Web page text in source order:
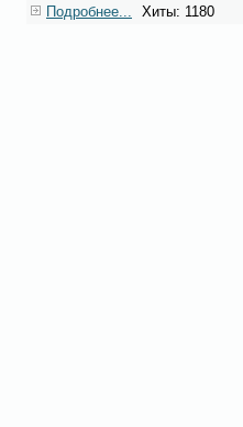
Подробнее...
Хиты: 1180